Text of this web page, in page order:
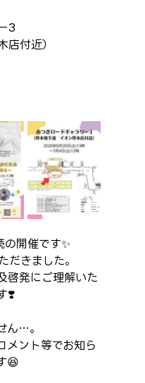
3
店付近）
開催です✨
きました。
啓発にご理解いた
❣️
ん…。
メント等でお知ら
😆